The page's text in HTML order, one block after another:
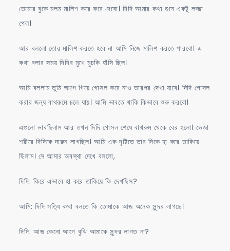
তোমার বুকে মলম মালিশ করে করে দেবো। দিদি আমার কথা শুনে একটু লজ্জা
পেল।
আর বললো তোর মালিশ করতে হবে না আমি নিজে মালিশ করতে পারবো। এ
কথা বলার সময় দিদির মুখে মুচকি হাঁসি ছিল।
আমি বললাম তুমি আগে গিয়ে গোসল করে নাও তারপর দেখা যাবে। দিদি গোসল
করার জন্য বাথরুমে চলে যায়। আমি ভাবতে থাকি কিভাবে শুরু করবো।
এগুলো ভাবছিলাম আর তখন দিদি গোসল শেষে বাথরুম থেকে বের হলো। ভেজা
শরীরে দিদিকে দারুন লাগছিল। আমি এক দৃষ্টিতে তার দিকে হা করে তাকিয়ে
ছিলাম। সে আমার অবস্থা দেখে বললো,
দিদি: কিরে এভাবে হা করে তাকিয়ে কি দেখছিস?
আমি: দিদি সত্যি কথা বলতে কি তোমাকে আজ অনেক সুন্দর লাগছে।
দিদি: আজ কেনো আগে বুঝি আমাকে সুন্দর লাগত না?